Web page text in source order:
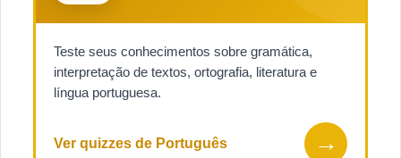
Teste seus conhecimentos sobre gramática,
interpretação de textos, ortografia, literatura e
língua portuguesa.
Ver quizzes de Português →